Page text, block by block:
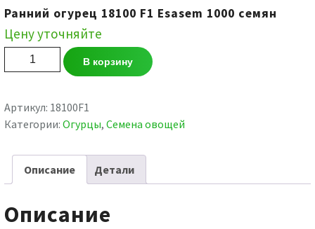
Ранний огурец 18100 F1 Esasem 1000 семян
Цену уточняйте
Количество
товара
огурец
18100
Esasem
1000
семян
В корзину
Артикул: 18100F1
Категории: Огурцы, Семена овощей
Описание Детали
Описание